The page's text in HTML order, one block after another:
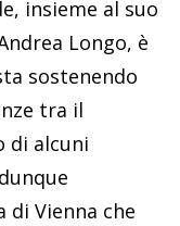
insieme al suo
Longo, è
sostenendo
tra il
di alcuni
di Vienna che